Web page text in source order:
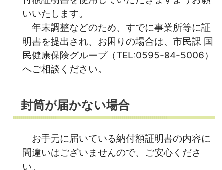
いいたします。
年末調整などのため、すでに事業所等に証
明書を提出され、お困りの場合は、市民課 国
民健康保険グループ（TEL:0595-84-5006）
へご相談ください。
封筒が届かない場合
お手元に届いている納付額証明書の内容に
間違いはございませんので、ご安心くださ
い。